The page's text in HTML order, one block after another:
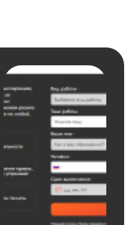
Данила
Вид работы:
Диссертация
Дата:
Автору огромное
спасибо за
сам подобрал
литературу,
оформил и провел
подробное